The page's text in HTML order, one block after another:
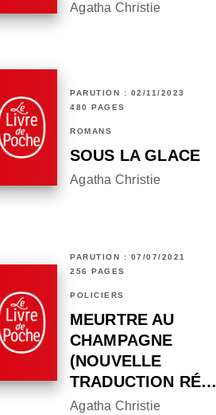
Agatha Christie
PARUTION : 02/11/2023
480 PAGES
ROMANS
SOUS LA GLACE
Agatha Christie
PARUTION : 07/07/2021
256 PAGES
POLICIERS
MEURTRE AU
CHAMPAGNE
(NOUVELLE
TRADUCTION RÉ…
Agatha Christie